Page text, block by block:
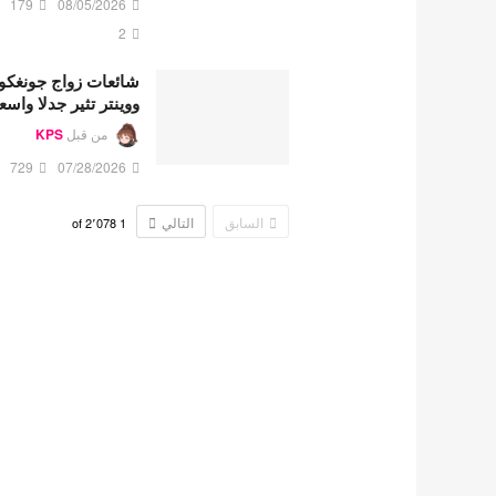
08/05/2026
179
2
شائعات زواج
ووينتر تثير جدلا
من قبل KPS
07/28/2026
729
السابق التالي 1 2٬078